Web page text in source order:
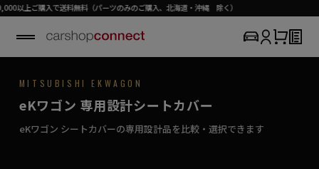
料無料（パーツのみのご購入、北海道・沖縄 除く）
MITSUBISHI / eK WAGON
SEAT COVER COLLECTION
eK WAGON
専用シートカバー
毎日に寄り添う、やさしいシートカバー。
初めての方はこちら›
MITSUBISHI EKWAGON
eKワゴン 専用設計シートカバー
eKワゴン シートカバーの専用設計品を比較・選択できます